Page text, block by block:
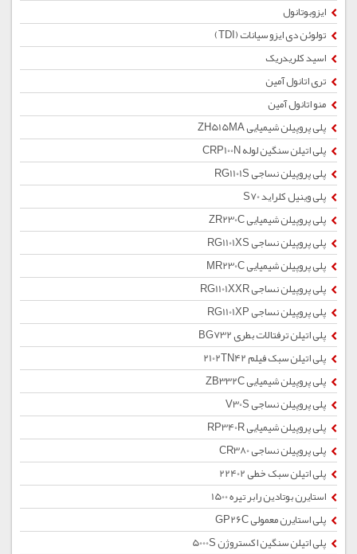
ایزوبوتانول
تولوئن دی ایزو سیانات (TDI)
اسید کلریدریک
تری اتانول آمین
منو اتانول آمین
پلی پروپیلن شیمیایی ZH515MA
پلی اتیلن سنگین لوله CRP100N
پلی پروپیلن نساجی RG1101S
پلی وینیل کلراید S70
پلی پروپیلن شیمیایی ZR230C
پلی پروپیلن نساجی RG1101XS
پلی پروپیلن شیمیایی MR230C
پلی پروپیلن نساجی RG1101XXR
پلی پروپیلن نساجی RG1101XP
پلی اتیلن ترفتالات بطری BG732
پلی اتیلن سبک فیلم 2102TN42
پلی پروپیلن شیمیایی ZB332C
پلی پروپیلن نساجی V30S
پلی پروپیلن شیمیایی RP340R
پلی پروپیلن نساجی CR380
پلی اتیلن سبک خطی 22402
استایرن بوتادین رابر تیره 1500
پلی استایرن معمولی GP26C
پلی اتیلن سنگین اکستروژن 5000S